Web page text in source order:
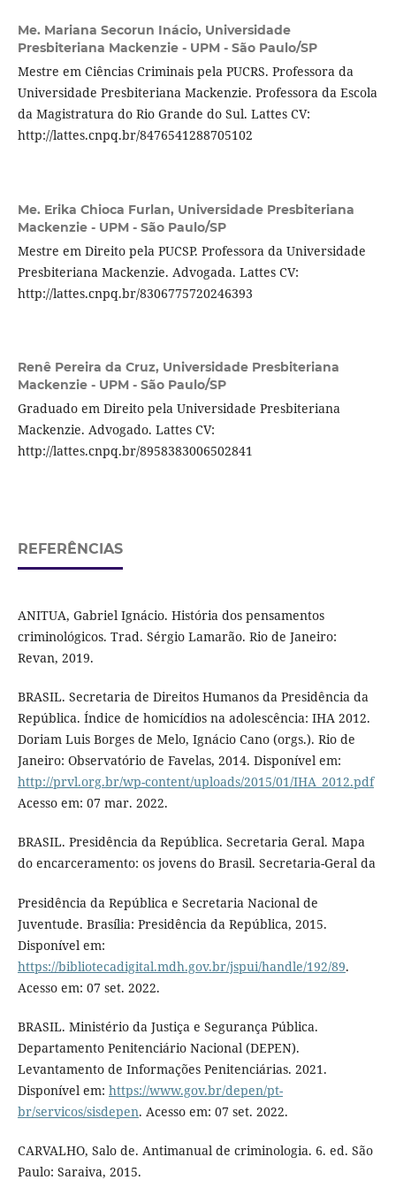
Me. Mariana Secorun Inácio, Universidade
Presbiteriana Mackenzie - UPM - São Paulo/SP
Mestre em Ciências Criminais pela PUCRS. Professora da
Universidade Presbiteriana Mackenzie. Professora da Escola
da Magistratura do Rio Grande do Sul. Lattes CV:
http://lattes.cnpq.br/8476541288705102
Me. Erika Chioca Furlan, Universidade Presbiteriana
Mackenzie - UPM - São Paulo/SP
Mestre em Direito pela PUCSP. Professora da Universidade
Presbiteriana Mackenzie. Advogada. Lattes CV:
http://lattes.cnpq.br/8306775720246393
Renê Pereira da Cruz, Universidade Presbiteriana
Mackenzie - UPM - São Paulo/SP
Graduado em Direito pela Universidade Presbiteriana
Mackenzie. Advogado. Lattes CV:
http://lattes.cnpq.br/8958383006502841
REFERÊNCIAS
ANITUA, Gabriel Ignácio. História dos pensamentos
criminológicos. Trad. Sérgio Lamarão. Rio de Janeiro:
Revan, 2019.
BRASIL. Secretaria de Direitos Humanos da Presidência da
República. Índice de homicídios na adolescência: IHA 2012.
Doriam Luis Borges de Melo, Ignácio Cano (orgs.). Rio de
Janeiro: Observatório de Favelas, 2014. Disponível em:
http://prvl.org.br/wp-content/uploads/2015/01/IHA_2012.pdf
Acesso em: 07 mar. 2022.
BRASIL. Presidência da República. Secretaria Geral. Mapa
do encarceramento: os jovens do Brasil. Secretaria-Geral da
Presidência da República e Secretaria Nacional de
Juventude. Brasília: Presidência da República, 2015.
Disponível em:
https://bibliotecadigital.mdh.gov.br/jspui/handle/192/89.
Acesso em: 07 set. 2022.
BRASIL. Ministério da Justiça e Segurança Pública.
Departamento Penitenciário Nacional (DEPEN).
Levantamento de Informações Penitenciárias. 2021.
Disponível em: https://www.gov.br/depen/pt-
br/servicos/sisdepen. Acesso em: 07 set. 2022.
CARVALHO, Salo de. Antimanual de criminologia. 6. ed. São
Paulo: Saraiva, 2015.